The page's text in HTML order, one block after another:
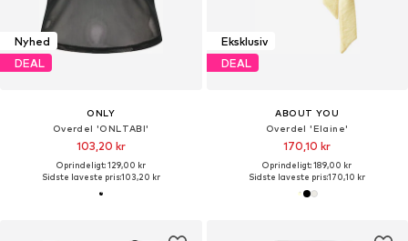
Nyhed
DEAL
ONLY
Overdel 'ONLTABI'
103,20 kr
Oprindeligt: 129,00 kr
Sidste laveste pris:103,20 kr
Eksklusiv
DEAL
ABOUT YOU
Overdel 'Elaine'
170,10 kr
Oprindeligt: 189,00 kr
Sidste laveste pris:170,10 kr